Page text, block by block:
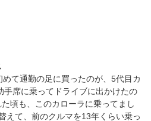
て通勤の足に買ったのが、5代目カ
手席に乗ってドライブに出かけたの
頃も、このカローラに乗ってまし
えて、前のクルマを13年くらい乗っ